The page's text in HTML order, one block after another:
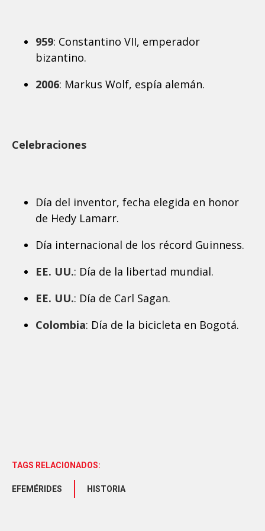
959: Constantino VII, emperador
bizantino.
2006: Markus Wolf, espía alemán.
Celebraciones
Día del inventor, fecha elegida en honor
de Hedy Lamarr.
Día internacional de los récord Guinness.
EE. UU.: Día de la libertad mundial.
EE. UU.: Día de Carl Sagan.
Colombia: Día de la bicicleta en Bogotá.
TAGS RELACIONADOS:
EFEMÉRIDES HISTORIA